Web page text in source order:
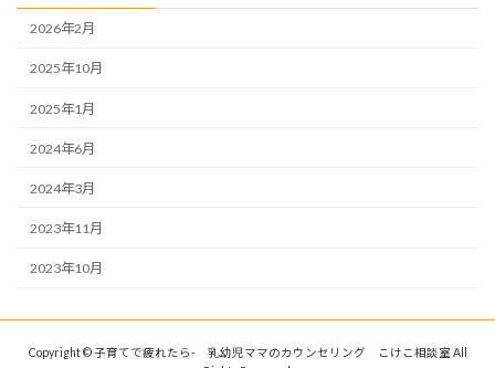
2026年2月
2025年10月
2025年1月
2024年6月
2024年3月
2023年11月
2023年10月
Copyright © 子育てで疲れたら- 乳幼児ママのカウンセリング こけこ相談室 All